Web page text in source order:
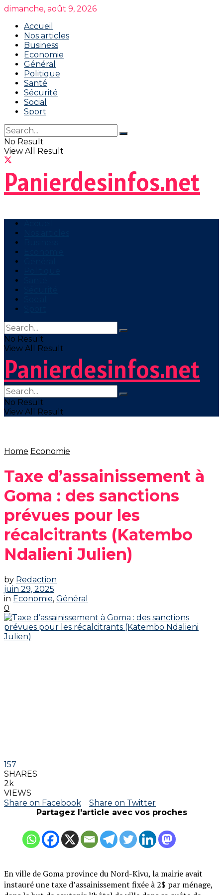
dimanche, août 9, 2026
Accueil
Nos articles
Business
Economie
Général
Politique
Santé
Sécurité
Social
Sport
No Result
View All Result
Panierdesinfos.net
No Result
View All Result
Panierdesinfos.net
No Result
View All Result
Home Economie
Taxe d’assainissement à
Goma : des sanctions
prévues pour les
récalcitrants (Katembo
Ndalieni Julien)
by Redaction
juin 29, 2025
in Economie, Général
0
157
SHARES
2k
VIEWS
Share on Facebook
Share on Twitter
Partagez l'article avec vos proches
En ville de Goma province du Nord-Kivu, la mairie avait
instauré une taxe d’assainissement fixée à 2$ par ménage,